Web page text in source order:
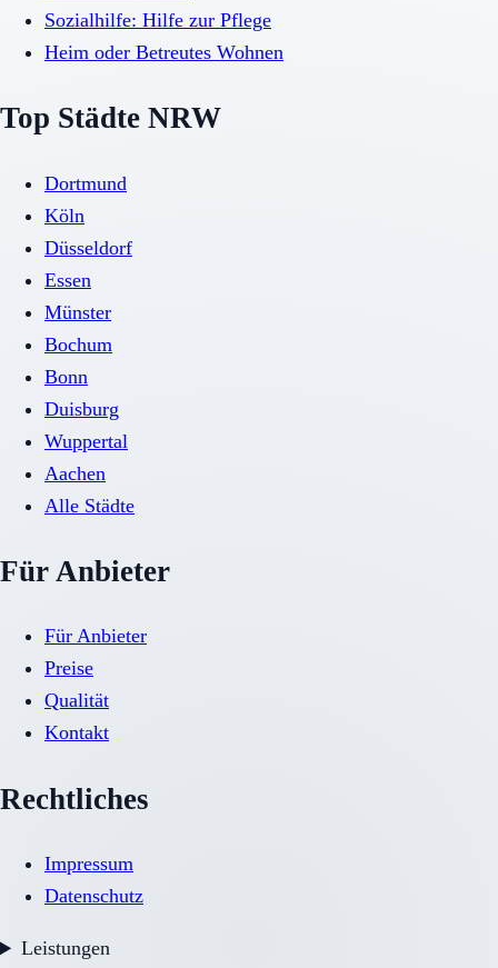
Sozialhilfe: Hilfe zur Pflege
Heim oder Betreutes Wohnen
Top Städte NRW
Dortmund
Köln
Düsseldorf
Essen
Münster
Bochum
Bonn
Duisburg
Wuppertal
Aachen
Alle Städte
Für Anbieter
Für Anbieter
Preise
Qualität
Kontakt
Rechtliches
Impressum
Datenschutz
Leistungen